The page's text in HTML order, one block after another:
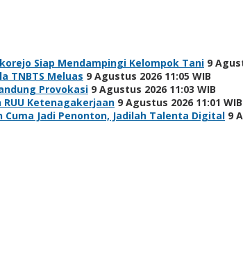
Siap Mendampingi Kelompok Tani 9
TNBTS Meluas 9 Agustus 2026 11:05 WIB
Provokasi 9 Agustus 2026 11:03 WIB
Ketenagakerjaan 9 Agustus 2026 11:01 WIB
Cuma Jadi Penonton, Jadilah Talenta Digital 9